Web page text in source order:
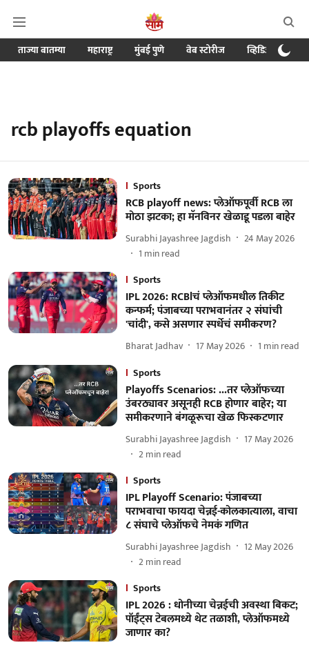
ताज्या बातम्या महाराष्ट्र मुंबई पुणे वेब स्टोरीज व्हिडिओ
rcb playoffs equation
Sports
RCB playoff news: प्लेऑफपूर्वी RCB ला
मोठा झटका; हा मॅनविनर खेळाडू पडला बाहेर
Surabhi Jayashree Jagdish
24 May 2026
1 min read
Sports
IPL 2026: RCBlचं प्लेऑफमधील तिकीट
कन्फर्म; पंजाबच्या पराभवानंतर २ संघांची
'चांदी', कसे असणार स्पर्धेचं समीकरण?
Bharat Jadhav 17 May 2026 1 min read
Sports
Playoffs Scenarios: ...तर प्लेऑफच्या
उंबरठ्यावर असूनही RCB होणार बाहेर; या
समीकरणाने बंगळूरूचा खेळ फिस्कटणार
Surabhi Jayashree Jagdish
17 May 2026
2min read
Sports
IPL Playoff Scenario: पंजाबच्या
पराभवाचा फायदा चेन्नई-कोलकात्याला, वाचा
८ संघाचे प्लेऑफचे नेमकं गणित
Surabhi Jayashree Jagdish
12 May 2026
2min read
Sports
IPL 2026 : धोनीच्या चेन्नईची अवस्था बिकट;
पॉईंट्स टेबलमध्ये थेट तळाशी, प्लेऑफमध्ये
जाणार का?